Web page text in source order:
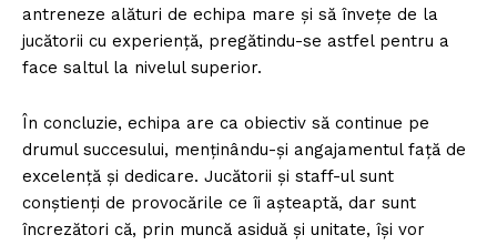
antreneze alături de echipa mare și să învețe de la
jucătorii cu experiență, pregătindu-se astfel pentru a
face saltul la nivelul superior.
În concluzie, echipa are ca obiectiv să continue pe
drumul succesului, menținându-și angajamentul față de
excelență și dedicare. Jucătorii și staff-ul sunt
conștienți de provocările ce îi așteaptă, dar sunt
încrezători că, prin muncă asiduă și unitate, își vor